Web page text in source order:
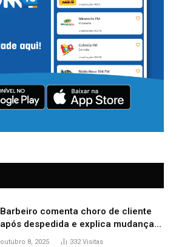
Barbeiro comenta choro de cliente
após despedida e explica mudança
para o TO: ‘Não esperava atingir
outubro 8, 2025 332Visitas